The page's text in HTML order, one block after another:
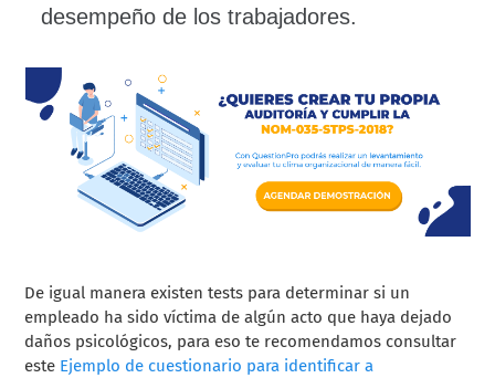
De igual manera existen tests para determinar si un
empleado ha sido víctima de algún acto que haya dejado
daños psicológicos, para eso te recomendamos consultar
este Ejemplo de cuestionario para identificar a